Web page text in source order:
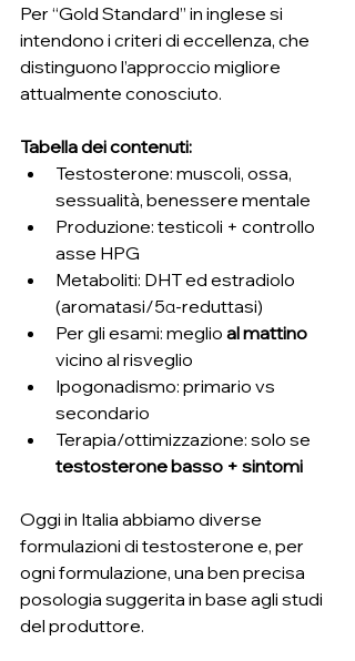
Per “Gold Standard” in inglese si
intendono i criteri di eccellenza, che
distinguono l’approccio migliore
attualmente conosciuto.
Tabella dei contenuti:
Testosterone: muscoli, ossa,
sessualità, benessere mentale
Produzione: testicoli + controllo
asse HPG
Metaboliti: DHT ed estradiolo
(aromatasi/5α-reduttasi)
Per gli esami: meglio al mattino
vicino al risveglio
Ipogonadismo: primario vs
secondario
Terapia/ottimizzazione: solo se
testosterone basso + sintomi
Oggi in Italia abbiamo diverse
formulazioni di testosterone e, per
ogni formulazione, una ben precisa
posologia suggerita in base agli studi
del produttore.